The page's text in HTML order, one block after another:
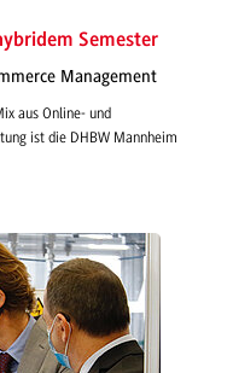
Semester
Management
aus Online- und
ist die DHBW Mannheim